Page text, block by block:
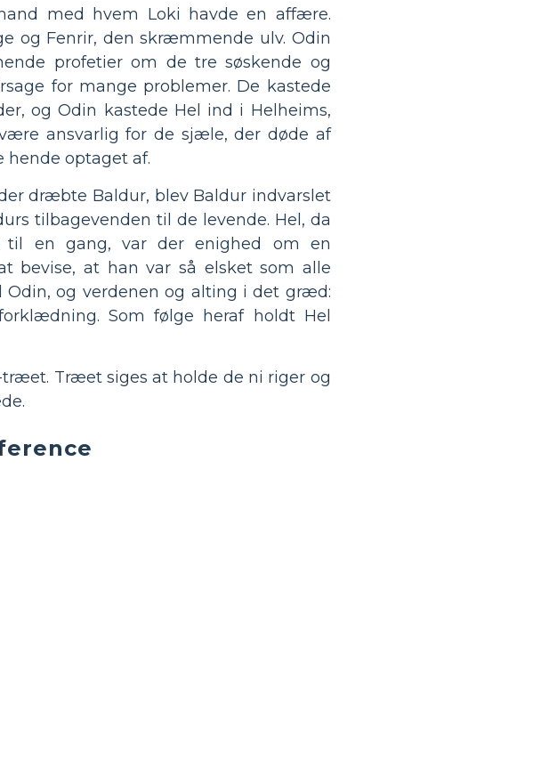
med hvem Loki havde en affære.
og Fenrir, den skræmmende ulv. Odin
profetier om de tre søskende og
for mange problemer. De kastede
og Odin kastede Hel ind i Helheims,
ansvarlig for de sjæle, der døde af
hende optaget af.
dræbte Baldur, blev Baldur indvarslet
tilbagevenden til de levende. Hel, da
til en gang, var der enighed om en
bevise, at han var så elsket som alle
Odin, og verdenen og alting i det græd:
Som følge heraf holdt Hel
Træet siges at holde de ni riger og